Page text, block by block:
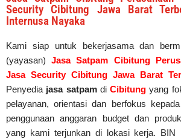
Security Cibitung Jawa Barat
Internusa Nayaka
Kami siap untuk bekerjasama dan
(yayasan)Jasa Satpam Cibitung
Jasa Security Cibitung Jawa Barat
Penyedia jasa satpamdi Cibitung yang
pelayanan, orientasi dan berfokus
penggunaan anggaran budget dan
yang kami terjunkan di lokasi kerja. BIN